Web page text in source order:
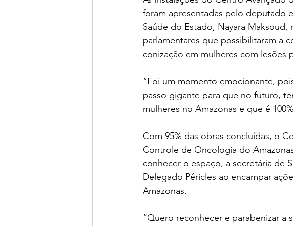
foram apresentadas pelo deputado
Saúde do Estado, Nayara Maksoud,
parlamentares que possibilitaram a
conização em mulheres com
“Foi um momento emocionante,
passo gigante para que no futuro,
mulheres no Amazonas e que é
Com 95% das obras concluídas, o
Controle de Oncologia do
conhecer o espaço, a secretária de
Delegado Péricles ao encampar
Amazonas.
“Quero reconhecer e parabenizar